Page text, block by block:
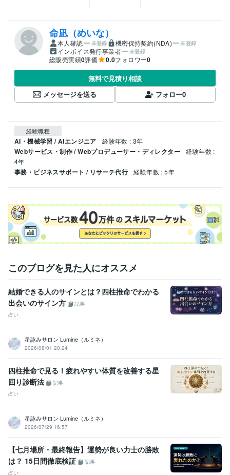
命凪（めいな）
本人確認 未登録 機密保持契約(NDA) 未登録
インボイス発行事業者 未登録
総販売実績0評価 0.0フォロワー0
無料で見積り相談
メッセージを送る
フォロー0
経験職種
AI・機械学習 / AIエンジニア 経験年数 : 3年
Webサービス・制作 / Webプロデューサー・ディレクター
経験年数 :
4年
事務・ビジネスサポート / リサーチ代行 経験年数 : 5年
このブログを見た人にオススメ
結婚できる人のサインとは？四柱推命でわかる
出会いのサイン方
記事
占い
星詠みサロン Lumine（ルミネ）
2026/08/01 20:24
四柱推命で見る！疲れやすい体質を改善する星
回り診断法
記事
占い
星詠みサロン Lumine（ルミネ）
2026/07/29 16:57
【七月場所・最終報告】運勢が良い力士の勝敗
は？ 15日間徹底検証
記事
占い